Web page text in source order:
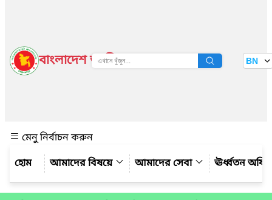
বাংলাদেশ জাতীয় তথ্য বাতায়ন BN
মেনু নির্বাচন করুন
আমাদের বিষয়ে
আমাদের সেবা ঊর্ধ্বতন